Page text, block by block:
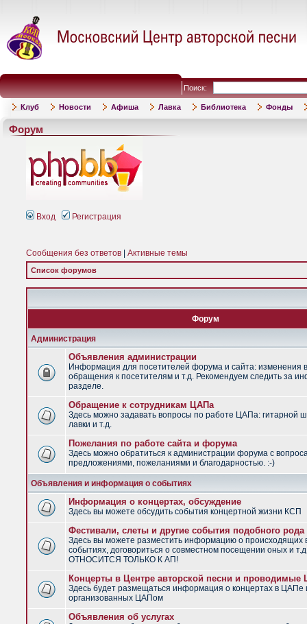
Поиск:
Клуб Новости Афиша Лавка Библиотека Фонды
Форум
Вход Регистрация
Сообщения без ответов Активные темы
Список форумов
Форум
Администрация
Объявления администрации
Информация для посетителей форума и сайта: изменения
обращения к посетителям и т.д. Рекомендуем следить за
разделе.
Обращение к сотрудникам ЦАПа
Здесь можно задавать вопросы по работе ЦАПа: гитарной
лавки и т.д.
Пожелания по работе сайта и форума
Здесь можно обратиться к администрации форума с
предложениями, пожеланиями и благодарностью. :-)
Объявления и информация о событиях
Информация о концертах, обсуждение
Здесь вы можете обсудить события концертной жизни КСП
Фестивали, слеты и другие события подобного рода
Здесь вы можете разместить информацию о
событиях, договориться о совместном посещении оных и
ОТНОСИТСЯ ТОЛЬКО К АП!
Концерты в Центре авторской песни и
Здесь будет размещаться информация о концертах в ЦАПе
организованных ЦАПом
Объявления об услугах